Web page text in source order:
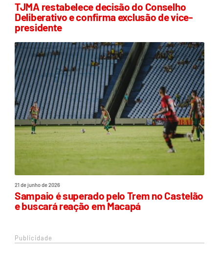
TJMA restabelece decisão do Conselho
Deliberativo e confirma exclusão de vice-
presidente
21 de junho de 2026
Sampaio é superado pelo Trem no Castelão
e buscará reação em Macapá
Publicidade